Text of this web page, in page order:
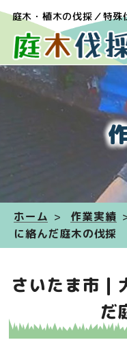
庭木・植木の伐採／特殊
ホーム 作業実績
に絡んだ庭木の伐採
さいたま市 |
だ